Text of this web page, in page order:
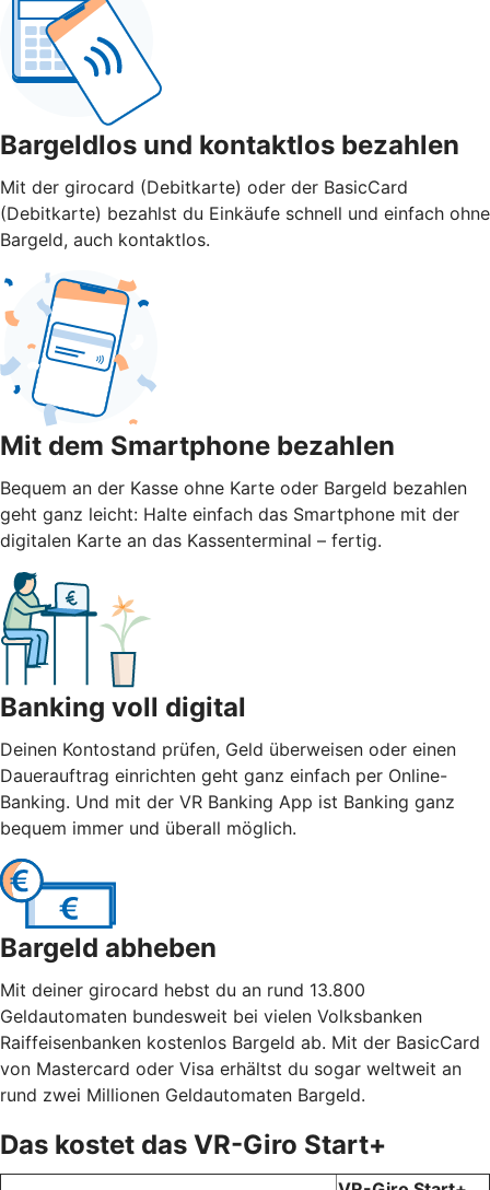
Bargeldlos und kontaktlos bezahlen
Mit der girocard (Debitkarte) oder der BasicCard
(Debitkarte) bezahlst du Einkäufe schnell und einfach ohne
Bargeld, auch kontaktlos.
Mit dem Smartphone bezahlen
Bequem an der Kasse ohne Karte oder Bargeld bezahlen
geht ganz leicht: Halte einfach das Smartphone mit der
digitalen Karte an das Kassenterminal – fertig.
Banking voll digital
Deinen Kontostand prüfen, Geld überweisen oder einen
Dauerauftrag einrichten geht ganz einfach per Online-
Banking. Und mit der VR Banking App ist Banking ganz
bequem immer und überall möglich.
Bargeld abheben
Mit deiner girocard hebst du an rund 13.800
Geldautomaten bundesweit bei vielen Volksbanken
Raiffeisenbanken kostenlos Bargeld ab. Mit der BasicCard
von Mastercard oder Visa erhältst du sogar weltweit an
rund zwei Millionen Geldautomaten Bargeld.
Das kostet das VR-Giro Start+